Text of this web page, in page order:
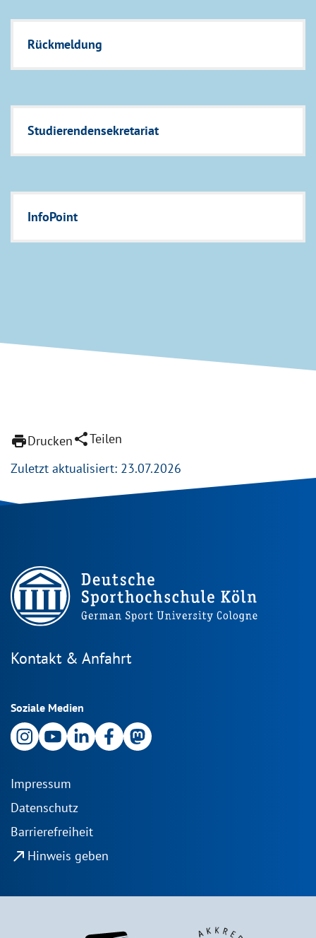
Rückmeldung
Studierendensekretariat
InfoPoint
printDruckenshareTeilen
Zuletzt aktualisiert: 23.07.2026
Kontakt & Anfahrt
Soziale Medien
Impressum
Datenschutz
Barrierefreiheit
north_east Hinweis geben